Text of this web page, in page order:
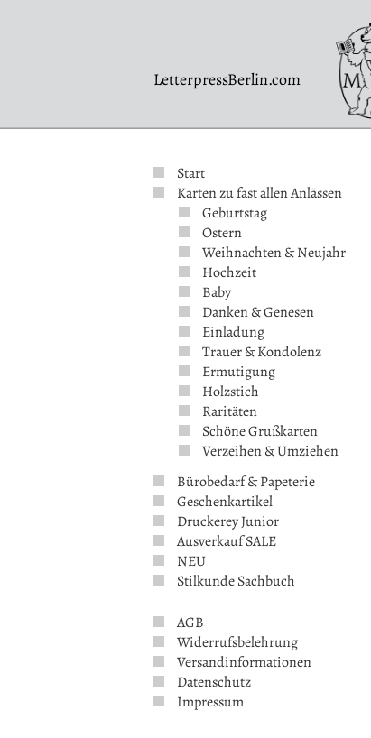
LetterpressBerlin.com
Start
Karten zu fast allen Anlässen
Geburtstag
Ostern
Weihnachten & Neujahr
Hochzeit
Baby
Danken & Genesen
Einladung
Trauer & Kondolenz
Ermutigung
Holzstich
Raritäten
Schöne Grußkarten
Verzeihen & Umziehen
Bürobedarf & Papeterie
Geschenkartikel
Druckerey Junior
Ausverkauf SALE
NEU
Stilkunde Sachbuch
AGB
Widerrufsbelehrung
Versandinformationen
Datenschutz
Impressum